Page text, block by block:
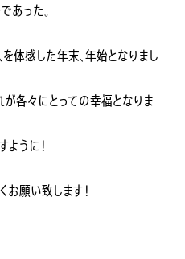
った。
体感した年末、年始となりまし
が各々にとっての幸福となりま
ように！
願い致します！